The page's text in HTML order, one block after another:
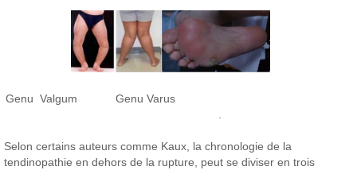
Genu Valgum Genu Varus
.
Selon certains auteurs comme Kaux, la chronologie de la
tendinopathie en dehors de la rupture, peut se diviser en trois